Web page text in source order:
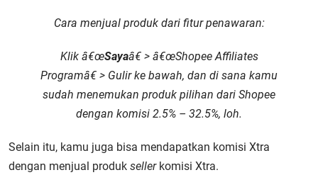
Cara menjual produk dari fitur penawaran:
Klik â€œSayaâ€ > â€œShopee Affiliates
Programâ€ > Gulir ke bawah, dan di sana kamu
sudah menemukan produk pilihan dari Shopee
dengan komisi 2.5% – 32.5%, loh.
Selain itu, kamu juga bisa mendapatkan komisi Xtra
dengan menjual produk seller komisi Xtra.